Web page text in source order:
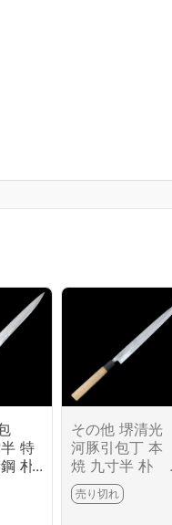
特
朴
その他 堺清光
河豚引包丁 本
焼 九寸半 朴
柄 KN02-B6646
-2L1D
売り切れ